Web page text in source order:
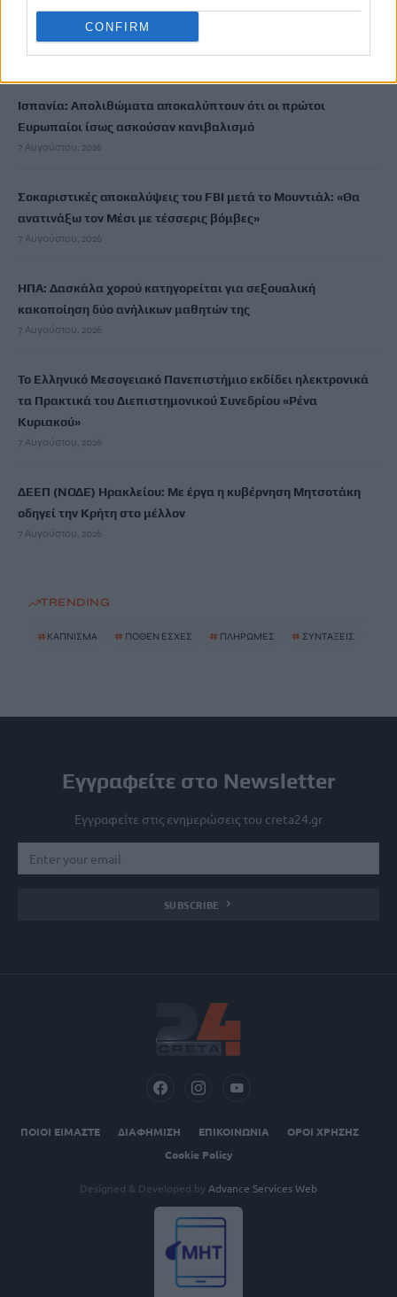
CONFIRM
Ξεκινούν οι ετήσιες Καλοκαιρινές Εκθέσεις του Φεστιβάλ
Κινηματογράφου Χανίων
7 Αυγούστου, 2026
Ισπανία: Απολιθώματα αποκαλύπτουν ότι οι πρώτοι
Ευρωπαίοι ίσως ασκούσαν κανιβαλισμό
7 Αυγούστου, 2026
Σοκαριστικές αποκαλύψεις του FBI μετά το Μουντιάλ: «Θα
ανατινάξω τον Μέσι με τέσσερις βόμβες»
7 Αυγούστου, 2026
ΗΠΑ: Δασκάλα χορού κατηγορείται για σεξουαλική
κακοποίηση δύο ανήλικων μαθητών της
7 Αυγούστου, 2026
Το Ελληνικό Μεσογειακό Πανεπιστήμιο εκδίδει ηλεκτρονικά
τα Πρακτικά του Διεπιστημονικού Συνεδρίου «Ρένα
Κυριακού»
7 Αυγούστου, 2026
ΔΕΕΠ (ΝΟΔΕ) Ηρακλείου: Με έργα η κυβέρνηση Μητσοτάκη
οδηγεί την Κρήτη στο μέλλον
7 Αυγούστου, 2026
TRENDING
# ΚΑΠΝΙΣΜΑ # ΠΟΘΕΝ ΕΣΧΕΣ # ΠΛΗΡΩΜΕΣ # ΣΥΝΤΑΞΕΙΣ
Εγγραφείτε στο Newsletter
Εγγραφείτε στις ενημερώσεις του creta24.gr
SUBSCRIBE
ΠΟΙΟΙ ΕΙΜΑΣΤΕ ΔΙΑΦΗΜΙΣΗ ΕΠΙΚΟΙΝΩΝΙΑ
ΟΡΟΙ ΧΡΗΣΗΣ
Cookie Policy
Designed & Developed by Advance Services Web